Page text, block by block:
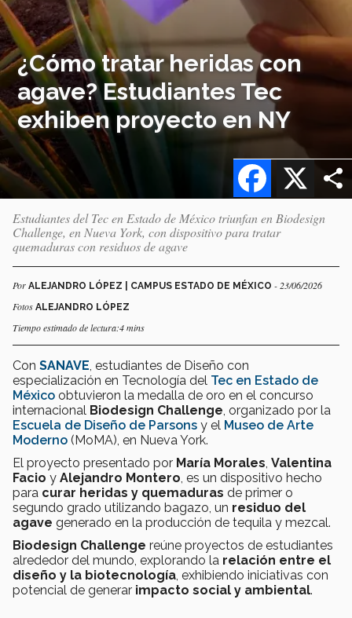
¿Cómo tratar heridas con
agave? Estudiantes Tec
exhiben proyecto en NY
X
Facebook
Estudiantes del Tec en Estado de México triunfan en Biodesign
Challenge, en Nueva York, con dispositivo para tratar
quemaduras con residuos de agave
Por ALEJANDRO LÓPEZ | CAMPUS ESTADO DE MÉXICO - 23/06/2026
Fotos ALEJANDRO LÓPEZ
Tiempo estimado de lectura:4 mins
Con SANAVE , estudiantes de Diseño con
especialización en Tecnología del Tec en Estado de
México obtuvieron la medalla de oro en el concurso
internacional Biodesign Challenge , organizado por la
Escuela de Diseño de Parsons y el Museo de Arte
Moderno (MoMA), en Nueva York.
El proyecto presentado por María Morales Valentina
Facio y Alejandro Montero , es un dispositivo hecho
para curar heridas y quemaduras de primer o
segundo grado utilizando bagazo, un residuo del
agave generado en la producción de tequila y mezcal.
Biodesign Challenge reúne proyectos de estudiantes
alrededor del mundo, explorando la relación entre el
diseño y la biotecnología , exhibiendo iniciativas con
potencial de generar impacto social y ambiental.